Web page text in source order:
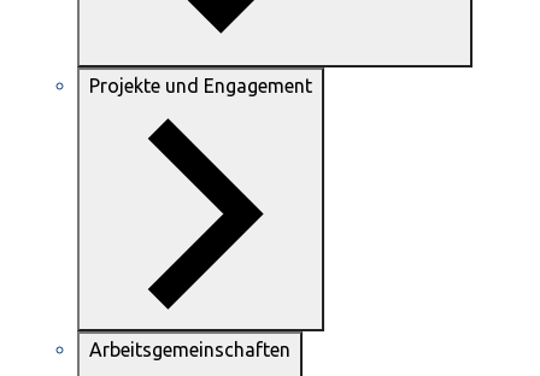
Projekte und Engagement
Arbeitsgemeinschaften